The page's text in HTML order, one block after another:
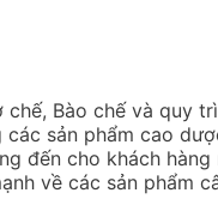
chế, Bào chế và quy
các sản phẩm cao
đến cho khách
về các sản phẩm